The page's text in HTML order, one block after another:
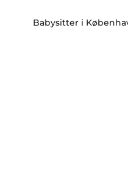
Babysitter i